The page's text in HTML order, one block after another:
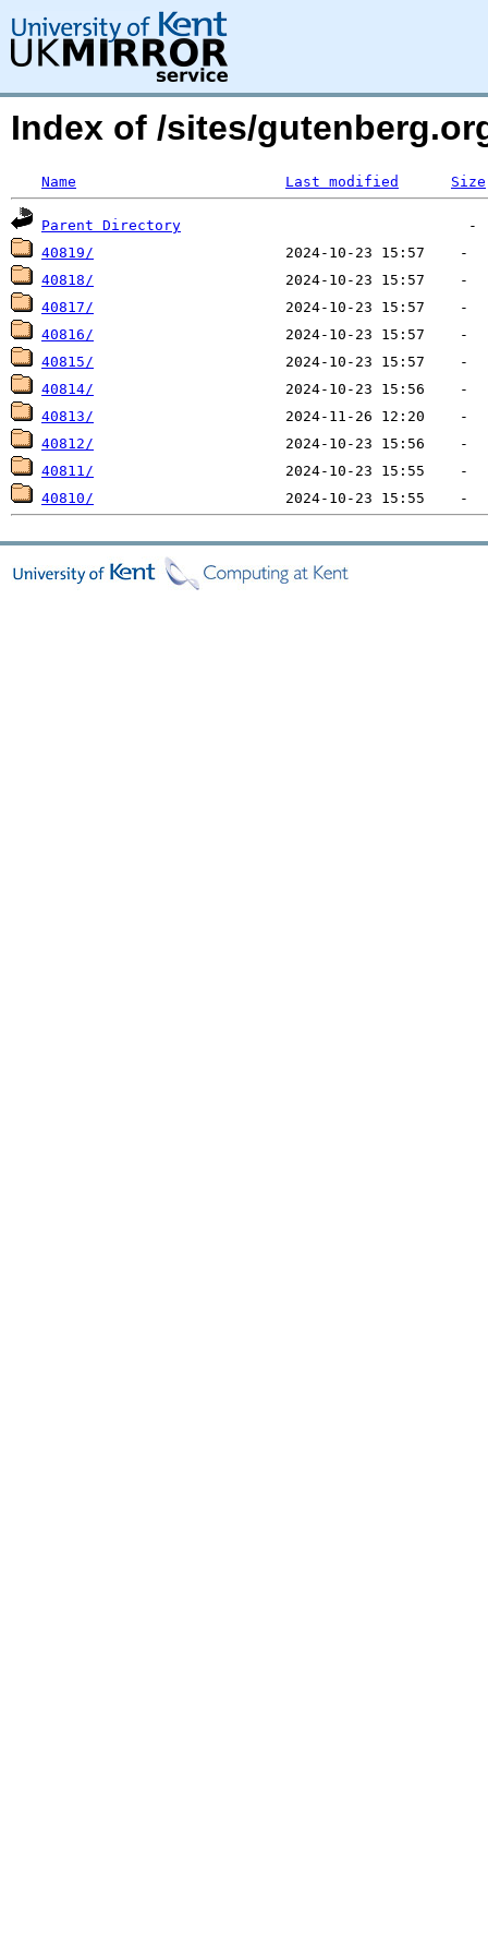
Index of /sites/
Name Last modified Size
Parent Directory
40819/
40818/
40817/
40816/
40815/
40814/
40813/
40812/
40811/
40810/